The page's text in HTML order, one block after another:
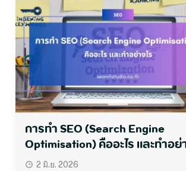
การทำ SEO (Search Engine
Optimisation) คืออะไร และทำอย่
2 มิ.ย. 2026